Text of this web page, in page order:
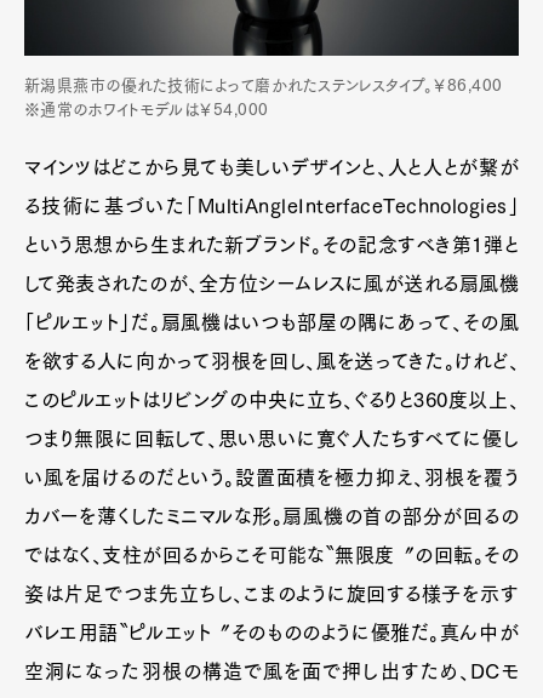
新潟県燕市の優れた技術によって磨かれたステンレスタイプ。￥86,400
※通常のホワイトモデルは￥54,000
マインツはどこから見ても美しいデザインと、人と人とが繋が
る技術に基づいた「MultiAngleInterfaceTechnologies」
という思想から生まれた新ブランド。その記念すべき第1弾と
して発表されたのが、全方位シームレスに風が送れる扇風機
「ピルエット」だ。扇風機はいつも部屋の隅にあって、その風
を欲する人に向かって羽根を回し、風を送ってきた。けれど、
このピルエットはリビングの中央に立ち、ぐるりと360度以上、
つまり無限に回転して、思い思いに寛ぐ人たちすべてに優し
い風を届けるのだという。設置面積を極力抑え、羽根を覆う
カバーを薄くしたミニマルな形。扇風機の首の部分が回るの
ではなく、支柱が回るからこそ可能な〝無限度〞の回転。その
姿は片足でつま先立ちし、こまのように旋回する様子を示す
バレエ用語〝ピルエット〞そのもののように優雅だ。真ん中が
空洞になった羽根の構造で風を面で押し出すため、DCモ